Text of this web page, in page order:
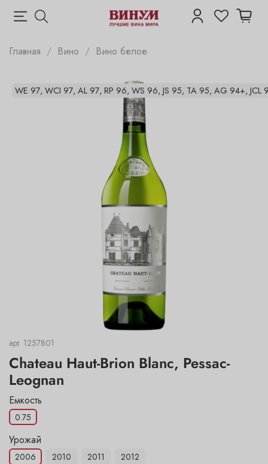
Главная Вино Вино белое
WE 97, WCI 97, AL 97, RP 96, WS 96, JS 95, TA 95, AG 94+,
арт. 1257801
Chateau Haut-Brion Blanc, Pessac-
Leognan
Емкость
0.75
Урожай
2006 2010 2011 2012